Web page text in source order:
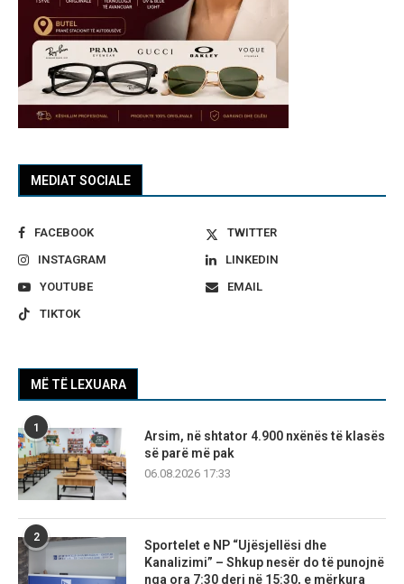
MEDIAT SOCIALE
FACEBOOK
TWITTER
INSTAGRAM
LINKEDIN
YOUTUBE
EMAIL
TIKTOK
MË TË LEXUARA
1
Arsim, në shtator 4.900 nxënës të klasës
së parë më pak
06.08.2026 17:33
2
Sportelet e NP “Ujësjellësi dhe
Kanalizimi” – Shkup nesër do të punojnë
nga ora 7:30 deri në 15:30, e mërkura